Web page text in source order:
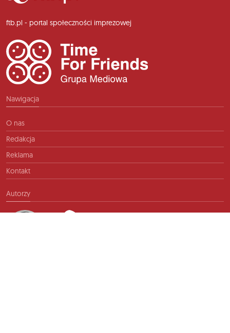
ftb.pl - portal społeczności imprezowej
Nawigacja
O nas
Redakcja
Reklama
Kontakt
Autorzy